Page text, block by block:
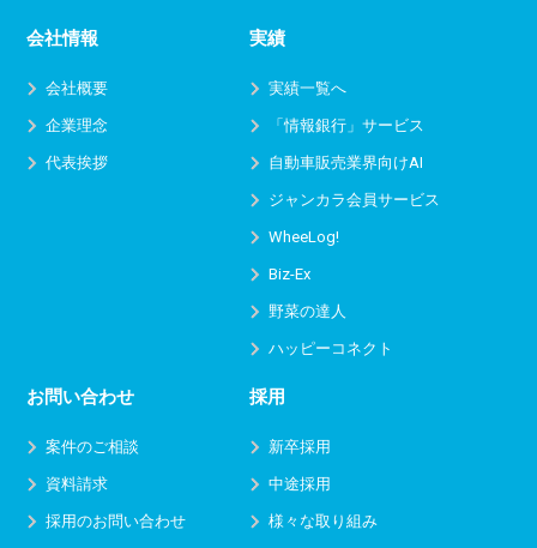
会社情報
会社概要
企業理念
代表挨拶
実績
実績一覧へ
「情報銀行」サービス
自動車販売業界向けAI
ジャンカラ会員サービス
WheeLog!
Biz-Ex
野菜の達人
ハッピーコネクト
お問い合わせ
案件のご相談
資料請求
採用のお問い合わせ
採用
新卒採用
中途採用
様々な取り組み